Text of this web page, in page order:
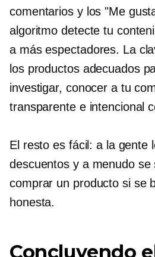
comentarios y los "Me
algoritmo detecte tu
a más espectadores. La
los productos adecuados
investigar, conocer a tu
transparente e intencional
El resto es fácil: a la gente
descuentos y a menudo se
comprar un producto si se
honesta.
Concluyendo